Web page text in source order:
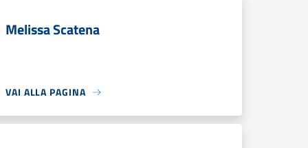
Melissa Scatena
VAI ALLA PAGINA